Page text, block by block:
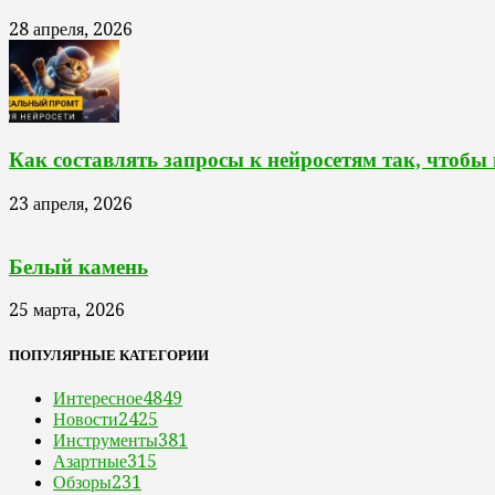
28 апреля, 2026
Как составлять запросы к нейросетям так,
23 апреля, 2026
Белый камень
25 марта, 2026
ПОПУЛЯРНЫЕ КАТЕГОРИИ
Интересное4849
Новости2425
Инструменты381
Азартные315
Обзоры231